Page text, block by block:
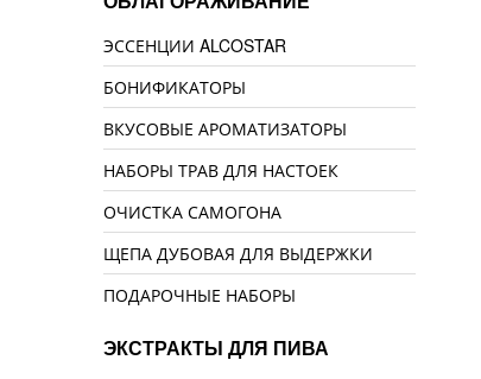
ЭССЕНЦИИ ALCOSTAR
БОНИФИКАТОРЫ
ВКУСОВЫЕ АРОМАТИЗАТОРЫ
НАБОРЫ ТРАВ ДЛЯ НАСТОЕК
ОЧИСТКА САМОГОНА
ЩЕПА ДУБОВАЯ ДЛЯ ВЫДЕРЖКИ
ПОДАРОЧНЫЕ НАБОРЫ
ЭКСТРАКТЫ ДЛЯ ПИВА